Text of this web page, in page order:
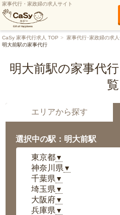
家事代行・家政婦の求人サイト
CaSy 家事代行求人 TOP 家事代行･家政婦の求人
明大前駅の家事代行
明大前駅の家事代
覧
エリアから探す
選択中の駅：明大前駅
東京都▼
神奈川県 ▼
千葉県 ▼
埼玉県 ▼
大阪府▼
兵庫県 ▼